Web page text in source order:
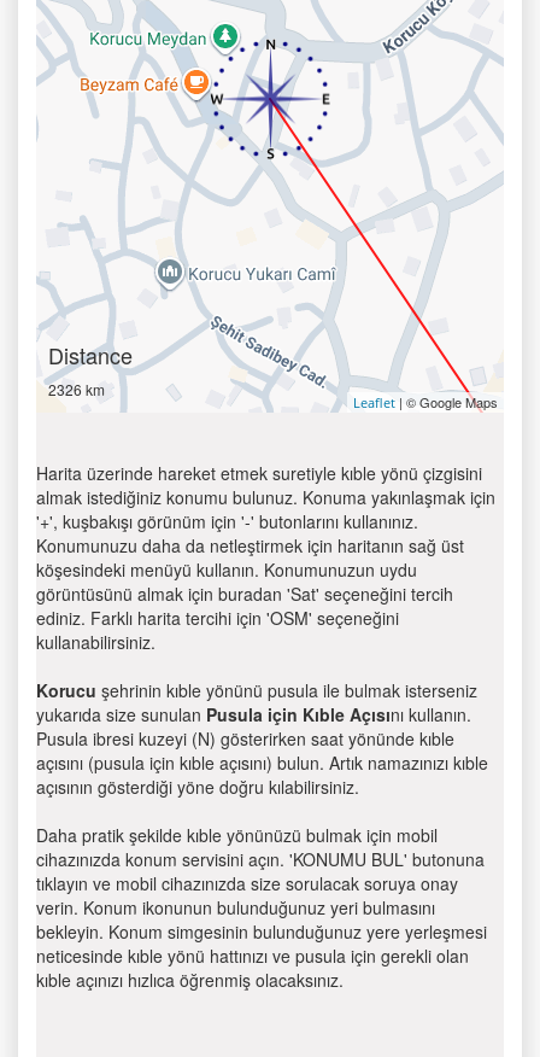
Distance
2326 km
Leaflet | © Google Maps
Harita üzerinde hareket etmek suretiyle kıble yönü çizgisini
almak istediğiniz konumu bulunuz. Konuma yakınlaşmak için
'+', kuşbakışı görünüm için '-' butonlarını kullanınız.
Konumunuzu daha da netleştirmek için haritanın sağ üst
köşesindeki menüyü kullanın. Konumunuzun uydu
görüntüsünü almak için buradan 'Sat' seçeneğini tercih
ediniz. Farklı harita tercihi için 'OSM' seçeneğini
kullanabilirsiniz.
Korucu şehrinin kıble yönünü pusula ile bulmak isterseniz
yukarıda size sunulan Pusula için Kıble Açısını kullanın.
Pusula ibresi kuzeyi (N) gösterirken saat yönünde kıble
açısını (pusula için kıble açısını) bulun. Artık namazınızı kıble
açısının gösterdiği yöne doğru kılabilirsiniz.
Daha pratik şekilde kıble yönünüzü bulmak için mobil
cihazınızda konum servisini açın. 'KONUMU BUL' butonuna
tıklayın ve mobil cihazınızda size sorulacak soruya onay
verin. Konum ikonunun bulunduğunuz yeri bulmasını
bekleyin. Konum simgesinin bulunduğunuz yere yerleşmesi
neticesinde kıble yönü hattınızı ve pusula için gerekli olan
kıble açınızı hızlıca öğrenmiş olacaksınız.